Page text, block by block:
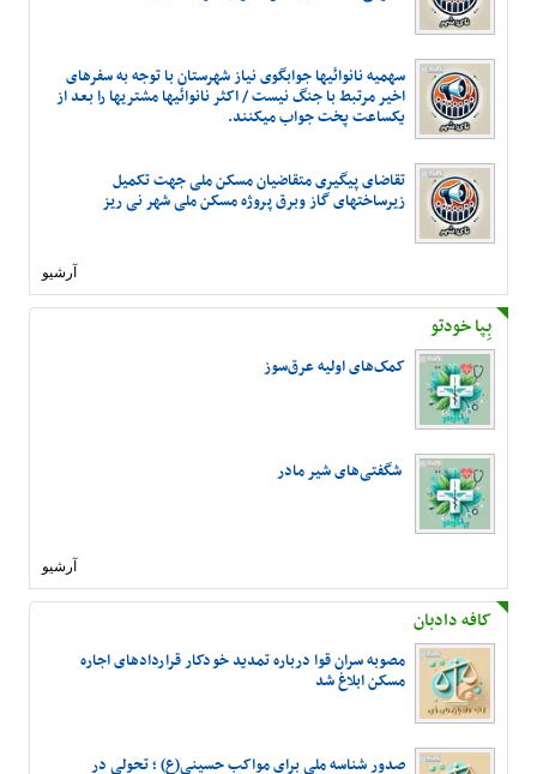
سهمیه نانوائیها جوابگوی نیاز شهرستان با توجه به سفرهای
اخیر مرتبط با جنگ نیست / اکثر نانوائیها مشتریها را بعد از
یکساعت پخت جواب میکنند.
تقاضای پیگیری متقاضیان مسکن ملی جهت تکمیل
زیرساختهای گاز وبرق پروژه مسکن ملی شهر نی ریز
آرشیو
بِپا خودتو
کمک‌های اولیه عرق‌سوز
شگفتی‌های شیر مادر
آرشیو
کافه دادبان
مصوبه سران قوا درباره تمدید خودکار قراردادهای اجاره
مسکن ابلاغ شد
صدور شناسه ملی برای مواکب حسینی(ع) ؛ تحولی در